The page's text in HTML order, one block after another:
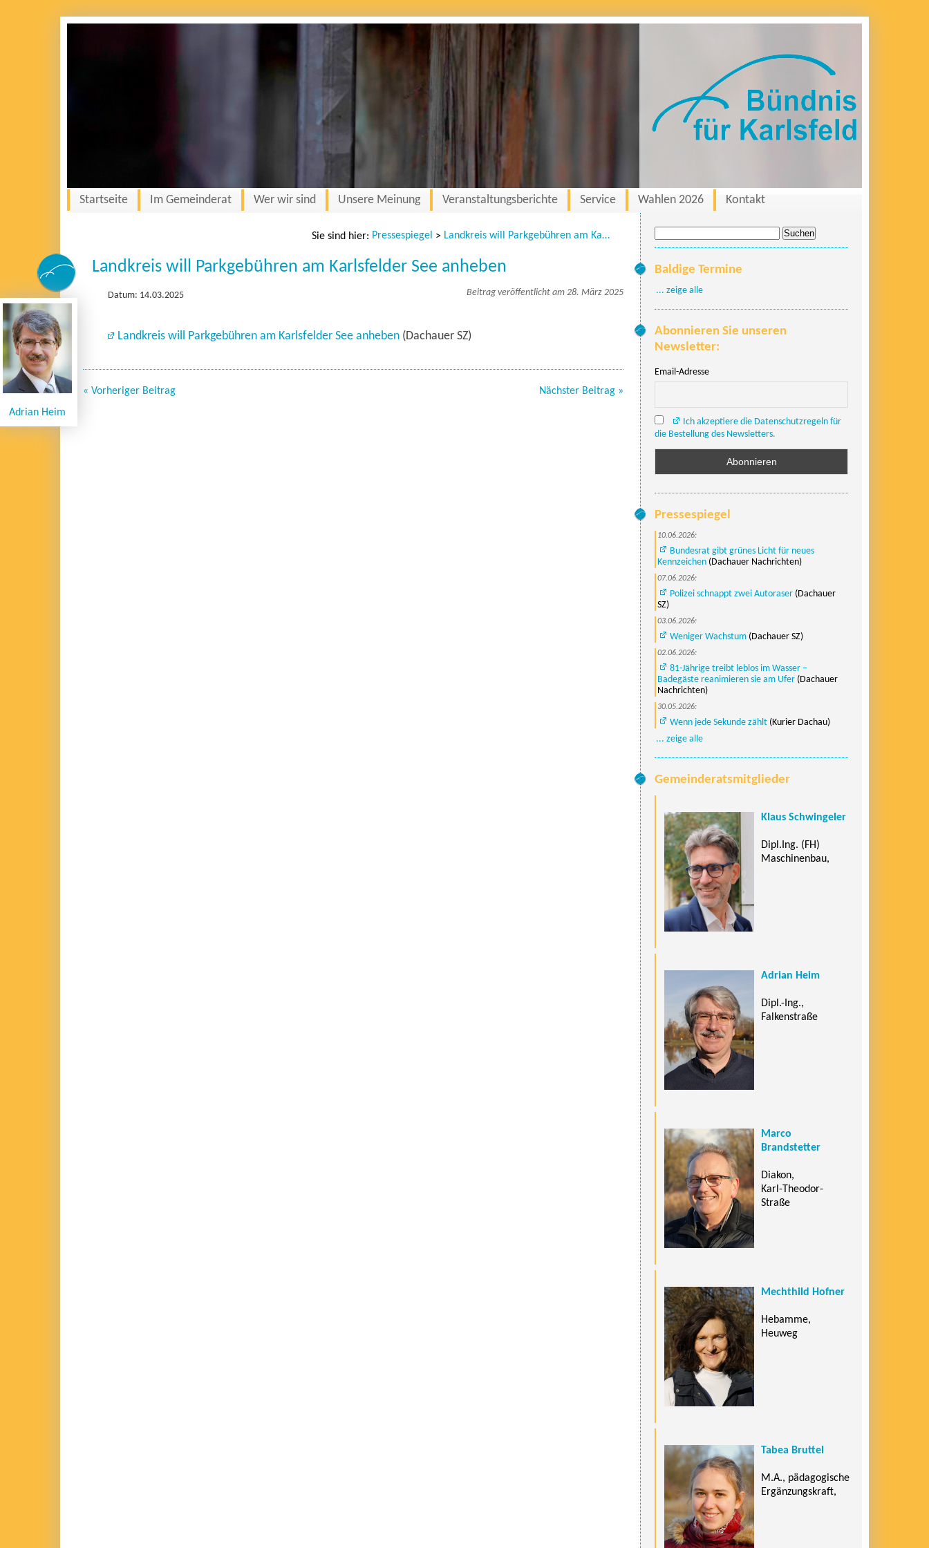
Startseite Im Gemeinderat Wer wir sind Unsere Meinung Veranstaltungsberichte Service Wahlen 2026 Kontakt
Sie sind hier: Pressespiegel > Landkreis will Parkgebühren am Karlsfelder See anheben
Landkreis will Parkgebühren am Karlsfelder See anheben
Datum: 14.03.2025 Beitrag veröffentlicht am 28. März 2025
Adrian Heim
Landkreis will Parkgebühren am Karlsfelder See anheben (Dachauer SZ)
« Vorheriger Beitrag Nächster Beitrag »
nach:
Baldige Termine
... zeige alle
Abonnieren Sie unseren
Newsletter:
Email-Adresse
Ich akzeptiere die Datenschutzregeln für
die Bestellung des Newsletters.
Pressespiegel
10.06.2026:
Bundesrat gibt grünes Licht für neues
Kennzeichen (Dachauer Nachrichten)
07.06.2026:
Polizei schnappt zwei Autoraser (Dachauer
SZ)
03.06.2026:
Weniger Wachstum (Dachauer SZ)
02.06.2026:
81-Jährige treibt leblos im Wasser –
Badegäste reanimieren sie am Ufer (Dachauer
Nachrichten)
30.05.2026:
Wenn jede Sekunde zählt (Kurier Dachau)
... zeige alle
Gemeinderatsmitglieder
Klaus Schwingeler
Dipl.Ing. (FH)
Maschinenbau,
Adrian Heim
Dipl.-Ing.,
Falkenstraße
Marco
Brandstetter
Diakon,
Karl-Theodor-
Straße
Mechthild Hofner
Hebamme,
Heuweg
Tabea Bruttel
M.A., pädagogische
Ergänzungskraft,